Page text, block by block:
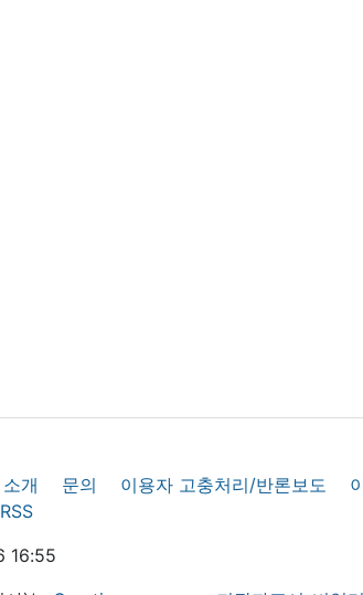
소개 문의 이용자 고충처리/반론보도
RSS
16:55